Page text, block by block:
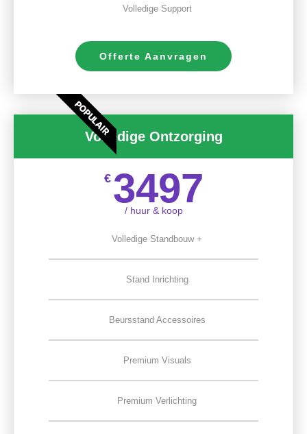
Volledige Support
Offerte Aanvragen
POPULAIR
Volledige Ontzorging
€ 3497
/ huur & koop
Volledige Standbouw +
Stand Inrichting
Beursstand Accessoires
Premium Visuals
Premium Verlichting